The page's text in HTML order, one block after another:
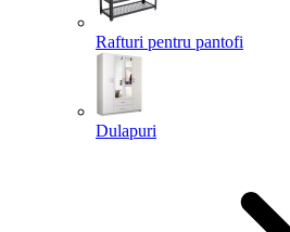
Rafturi pentru pantofi
Dulapuri